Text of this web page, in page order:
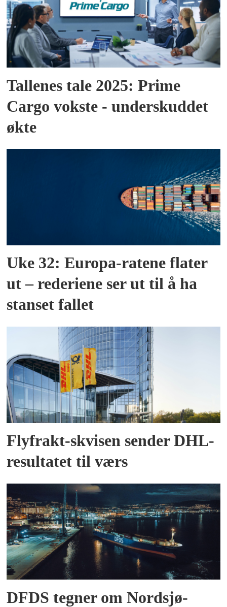
Tallenes tale 2025: Prime
Cargo vokste - underskuddet
økte
Uke 32: Europa-ratene flater
ut – rederiene ser ut til å ha
stanset fallet
Flyfrakt-skvisen sender DHL-
resultatet til værs
DFDS tegner om Nordsjø-